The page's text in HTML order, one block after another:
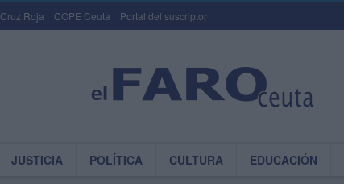
Roja COPE Ceuta Portal del suscriptor
JUSTICIA POLÍTICA CULTURA EDUCACIÓN